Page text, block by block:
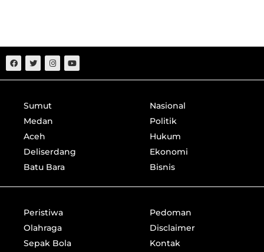
Sumut
Medan
Aceh
Deliserdang
Batu Bara
Nasional
Politik
Hukum
Ekonomi
Bisnis
Peristiwa
Olahraga
Sepak Bola
Pedoman
Disclaimer
Kontak